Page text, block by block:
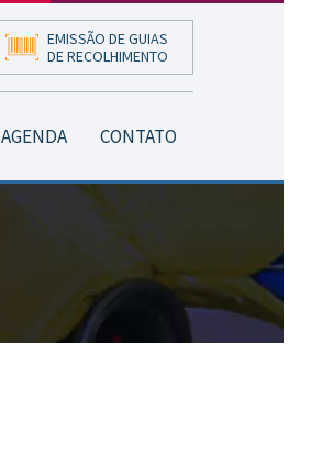
EMISSÃO DE GUIAS
DE RECOLHIMENTO
AGENDA CONTATO